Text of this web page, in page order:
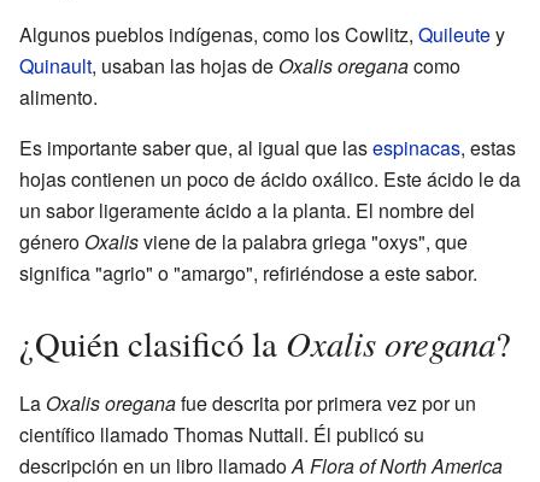
Algunos pueblos indígenas, como los Cowlitz, Quileutey
Quinault, usaban las hojas de Oxalis oreganacomo
alimento.
Es importante saber que, al igual que lasespinacas, estas
hojas contienen un poco de ácido oxálico. Este ácido le da
un sabor ligeramente ácido a la planta. El nombre del
género Oxalisviene de la palabra griega "oxys", que
significa "agrio" o "amargo", refiriéndose a este sabor.
¿Quién clasificó la Oxalis oregana?
La Oxalis oreganafue descrita por primera vez por un
científico llamado Thomas Nuttall. Él publicó su
descripción en un libro llamadoA Flora of North America